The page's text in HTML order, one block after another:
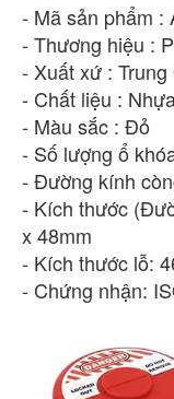
- Mã sản phẩm :
- Thương hiệu :
- Xuất xứ : Trung
- Chất liệu :
- Màu sắc : Đỏ
- Số lượng ổ
- Đường kính
- Kích thước
x 48mm
- Kích thước lỗ:
- Chứng nhận: